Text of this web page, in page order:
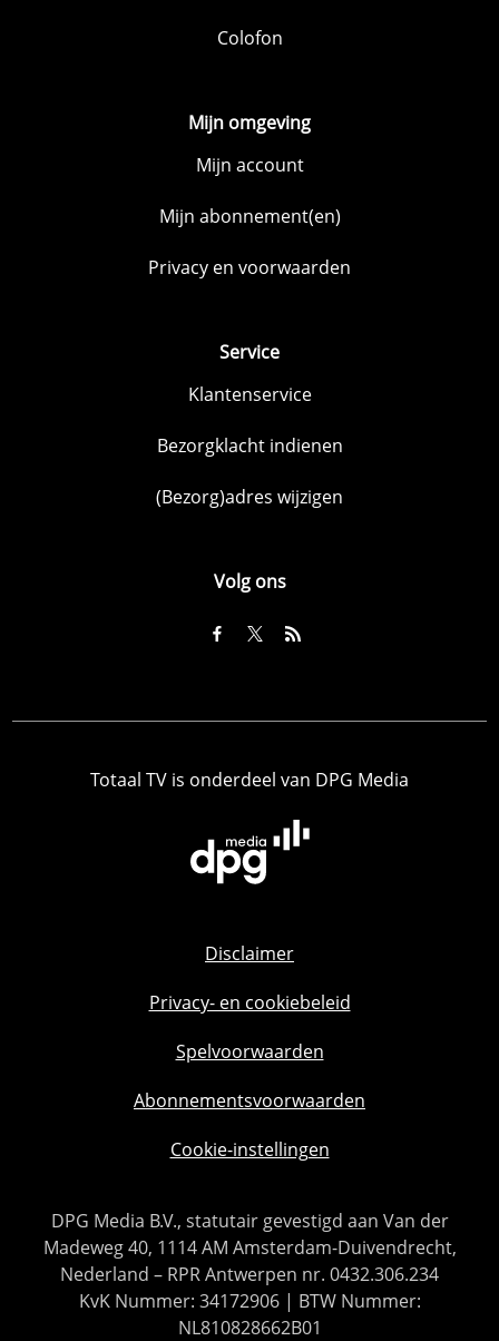
Colofon
Mijn omgeving
Mijn account
Mijn abonnement(en)
Privacy en voorwaarden
Service
Klantenservice
Bezorgklacht indienen
(Bezorg)adres wijzigen
Volg ons
Totaal TV is onderdeel van DPG Media
Disclaimer
Privacy- en cookiebeleid
Spelvoorwaarden
Abonnementsvoorwaarden
Cookie-instellingen
DPG Media B.V., statutair gevestigd aan Van der
Madeweg 40, 1114 AM Amsterdam-Duivendrecht,
Nederland – RPR Antwerpen nr. 0432.306.234
KvK Nummer: 34172906 | BTW Nummer:
NL810828662B01